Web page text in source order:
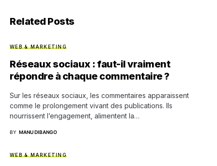
Related Posts
WEB & MARKETING
Réseaux sociaux : faut-il vraiment
répondre à chaque commentaire ?
Sur les réseaux sociaux, les commentaires apparaissent
comme le prolongement vivant des publications. Ils
nourrissent l’engagement, alimentent la…
BY MANU DIBANGO
WEB & MARKETING